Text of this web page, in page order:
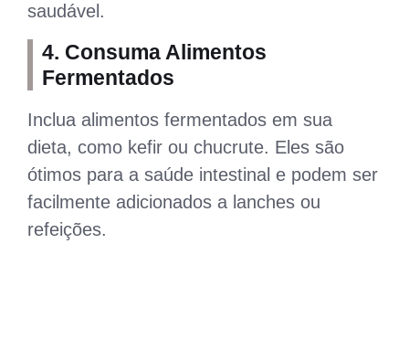
saudável.
4. Consuma Alimentos
Fermentados
Inclua alimentos fermentados em sua
dieta, como kefir ou chucrute. Eles são
ótimos para a saúde intestinal e podem ser
facilmente adicionados a lanches ou
refeições.